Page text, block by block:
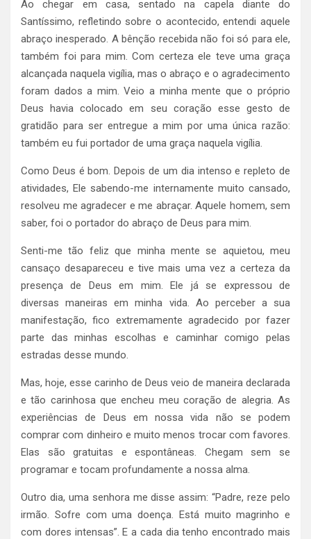
Ao chegar em casa, sentado na capela diante do
Santíssimo, refletindo sobre o acontecido, entendi aquele
abraço inesperado. A bênção recebida não foi só para ele,
também foi para mim. Com certeza ele teve uma graça
alcançada naquela vigília, mas o abraço e o agradecimento
foram dados a mim. Veio a minha mente que o próprio
Deus havia colocado em seu coração esse gesto de
gratidão para ser entregue a mim por uma única razão:
também eu fui portador de uma graça naquela vigília.
Como Deus é bom. Depois de um dia intenso e repleto de
atividades, Ele sabendo-me internamente muito cansado,
resolveu me agradecer e me abraçar. Aquele homem, sem
saber, foi o portador do abraço de Deus para mim.
Senti-me tão feliz que minha mente se aquietou, meu
cansaço desapareceu e tive mais uma vez a certeza da
presença de Deus em mim. Ele já se expressou de
diversas maneiras em minha vida. Ao perceber a sua
manifestação, fico extremamente agradecido por fazer
parte das minhas escolhas e caminhar comigo pelas
estradas desse mundo.
Mas, hoje, esse carinho de Deus veio de maneira declarada
e tão carinhosa que encheu meu coração de alegria. As
experiências de Deus em nossa vida não se podem
comprar com dinheiro e muito menos trocar com favores.
Elas são gratuitas e espontâneas. Chegam sem se
programar e tocam profundamente a nossa alma.
Outro dia, uma senhora me disse assim: “Padre, reze pelo
irmão. Sofre com uma doença. Está muito magrinho e
com dores intensas”. E a cada dia tenho encontrado mais